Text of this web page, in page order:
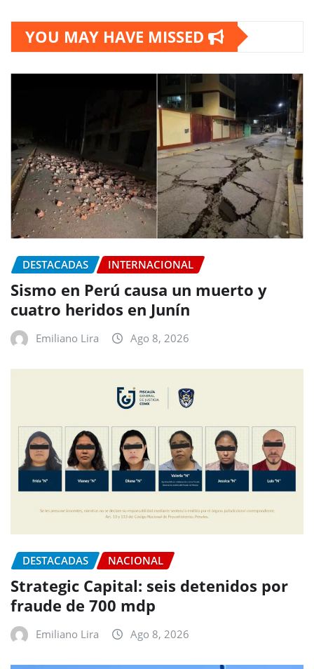
YOU MAY HAVE MISSED
DESTACADAS INTERNACIONAL
Sismo en Perú causa un muerto y
cuatro heridos en Junín
Emiliano Lira Ago 8, 2026
DESTACADAS NACIONAL
Strategic Capital: seis detenidos por
fraude de 700 mdp
Emiliano Lira Ago 8, 2026